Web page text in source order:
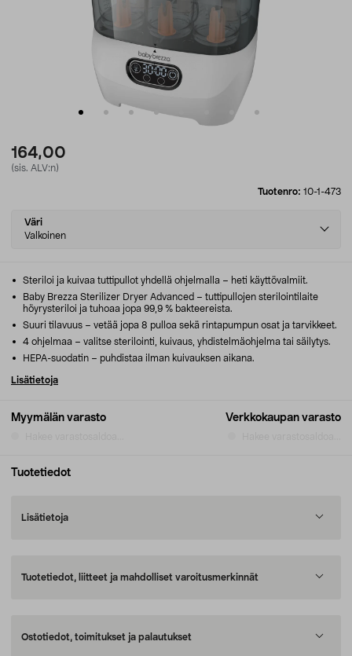
164,00
(sis. ALV:n)
Tuotenro: 10-1-473
Select
variant
Väri
Valkoinen
Myymälän varasto Verkkokaupan varasto
Steriloi ja kuivaa tuttipullot yhdellä ohjelmalla – heti käyttövalmiit.
Baby Brezza Sterilizer Dryer Advanced – tuttipullojen sterilointilaite
höyrysteriloi ja tuhoaa jopa 99,9 % bakteereista.
Suuri tilavuus – vetää jopa 8 pulloa sekä rintapumpun osat ja tarvikkeet.
4 ohjelmaa – valitse sterilointi, kuivaus, yhdistelmäohjelma tai säilytys.
HEPA-suodatin – puhdistaa ilman kuivauksen aikana.
Lisätietoja
Tuotetiedot
Lisätietoja
Tuotetiedot, liitteet ja mahdolliset varoitusmerkinnät
Ostotiedot, toimitukset ja palautukset